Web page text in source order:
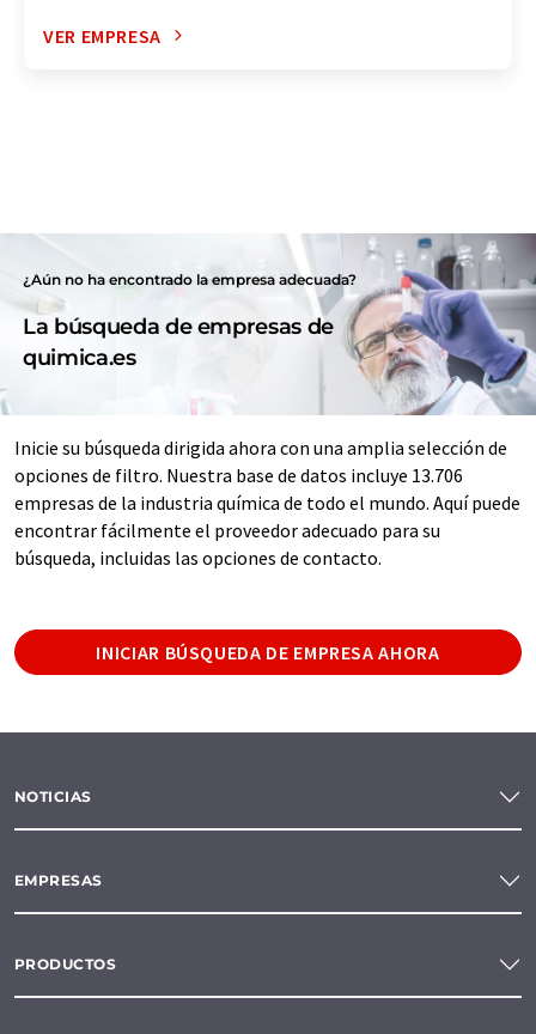
VER EMPRESA
¿Aún no ha encontrado la empresa adecuada?
La búsqueda de empresas de
quimica.es
Inicie su búsqueda dirigida ahora con una amplia selección de
opciones de filtro. Nuestra base de datos incluye 13.706
empresas de la industria química de todo el mundo. Aquí puede
encontrar fácilmente el proveedor adecuado para su
búsqueda, incluidas las opciones de contacto.
INICIAR BÚSQUEDA DE EMPRESA AHORA
NOTICIAS
EMPRESAS
PRODUCTOS